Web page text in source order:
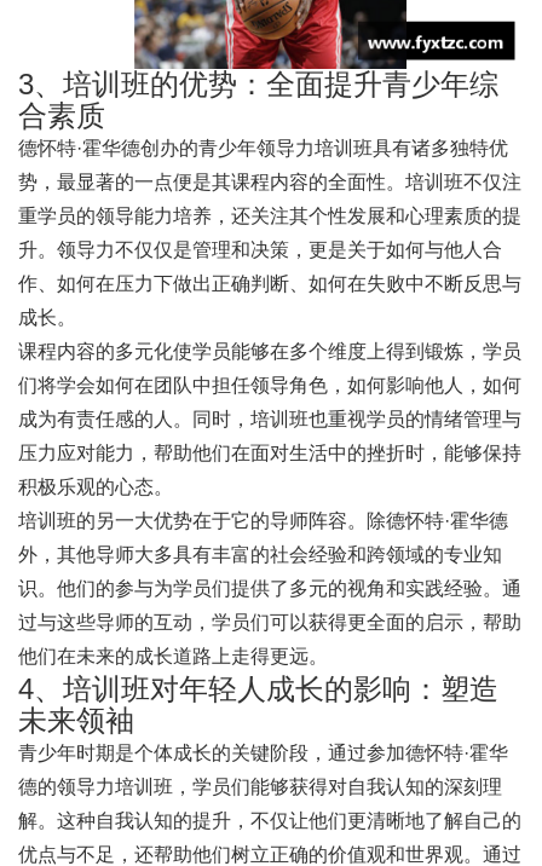
3、培训班的优势：全面提升青少年综
合素质
德怀特·霍华德创办的青少年领导力培训班具有诸多独特优
势，最显著的一点便是其课程内容的全面性。培训班不仅注
重学员的领导能力培养，还关注其个性发展和心理素质的提
升。领导力不仅仅是管理和决策，更是关于如何与他人合
作、如何在压力下做出正确判断、如何在失败中不断反思与
成长。
课程内容的多元化使学员能够在多个维度上得到锻炼，学员
们将学会如何在团队中担任领导角色，如何影响他人，如何
成为有责任感的人。同时，培训班也重视学员的情绪管理与
压力应对能力，帮助他们在面对生活中的挫折时，能够保持
积极乐观的心态。
培训班的另一大优势在于它的导师阵容。除德怀特·霍华德
外，其他导师大多具有丰富的社会经验和跨领域的专业知
识。他们的参与为学员们提供了多元的视角和实践经验。通
过与这些导师的互动，学员们可以获得更全面的启示，帮助
他们在未来的成长道路上走得更远。
4、培训班对年轻人成长的影响：塑造
未来领袖
青少年时期是个体成长的关键阶段，通过参加德怀特·霍华
德的领导力培训班，学员们能够获得对自我认知的深刻理
解。这种自我认知的提升，不仅让他们更清晰地了解自己的
优点与不足，还帮助他们树立正确的价值观和世界观。通过